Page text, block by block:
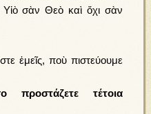
σὰν Θεὸ καὶ ὄχι σὰν
ἐμεῖς, ποὺ πιστεύουμε
προστάζετε τέτοια